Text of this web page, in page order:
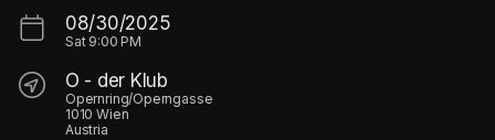
08/30/2025
Sat 9:00 PM
O - der Klub
Opernring/Operngasse
1010 Wien
Austria